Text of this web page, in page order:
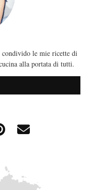
condivido le mie ricette di
alla portata di tutti.